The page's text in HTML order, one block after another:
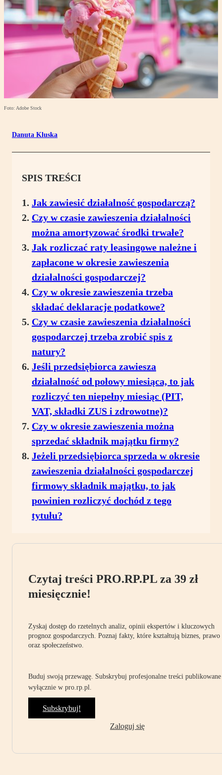
Foto: Adobe Stock
Danuta Kluska
SPIS TREŚCI
Jak zawiesić działalność gospodarczą?
Czy w czasie zawieszenia działalności
można amortyzować środki trwałe?
Jak rozliczać raty leasingowe należne i
zapłacone w okresie zawieszenia
działalności gospodarczej?
Czy w okresie zawieszenia trzeba
składać deklaracje podatkowe?
Czy w czasie zawieszenia działalności
gospodarczej trzeba zrobić spis z
natury?
Jeśli przedsiębiorca zawiesza
działalność od połowy miesiąca, to jak
rozliczyć ten niepełny miesiąc (PIT,
VAT, składki ZUS i zdrowotne)?
Czy w okresie zawieszenia można
sprzedać składnik majątku firmy?
Jeżeli przedsiębiorca sprzeda w okresie
zawieszenia działalności gospodarczej
firmowy składnik majątku, to jak
powinien rozliczyć dochód z tego
tytułu?
Czytaj treści PRO.RP.PL za 39 zł
miesięcznie!
Zyskaj dostęp do rzetelnych analiz, opinii ekspertów i kluczowych
prognoz gospodarczych. Poznaj fakty, które kształtują biznes, prawo
oraz społeczeństwo.
Buduj swoją przewagę. Subskrybuj profesjonalne treści publikowane
wyłącznie w pro.rp.pl.
Subskrybuj!
Zaloguj się